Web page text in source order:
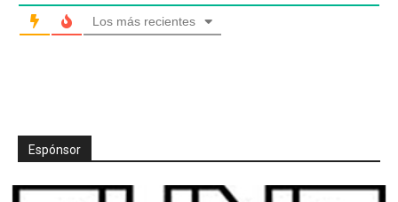
Los más recientes
Espónsor